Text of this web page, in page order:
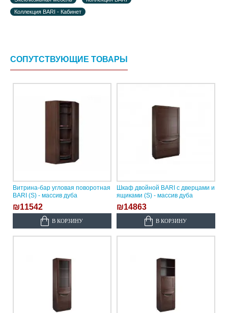
Коллекция BARI - Кабинет
СОПУТСТВУЮЩИЕ ТОВАРЫ
Витрина-бар угловая поворотная
BARI (S) - массив дуба
₪11542
В КОРЗИНУ
Шкаф двойной BARI с дверцами и
ящиками (S) - массив дуба
₪14863
В КОРЗИНУ